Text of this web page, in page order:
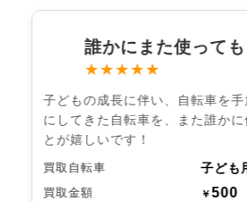
誰かにまた使っても
★★★★★
子どもの成長に伴い、自転車を
にしてきた自転車を、また誰かに
とが嬉しいです！
買取自転車 子ども
買取金額 ￥500